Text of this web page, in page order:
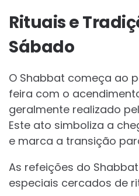
Rituais e
Sábado
O Shabbat começa ao
feira com o
geralmente realizado
Este ato simboliza a
e marca a transição
As refeições do
especiais cercados de